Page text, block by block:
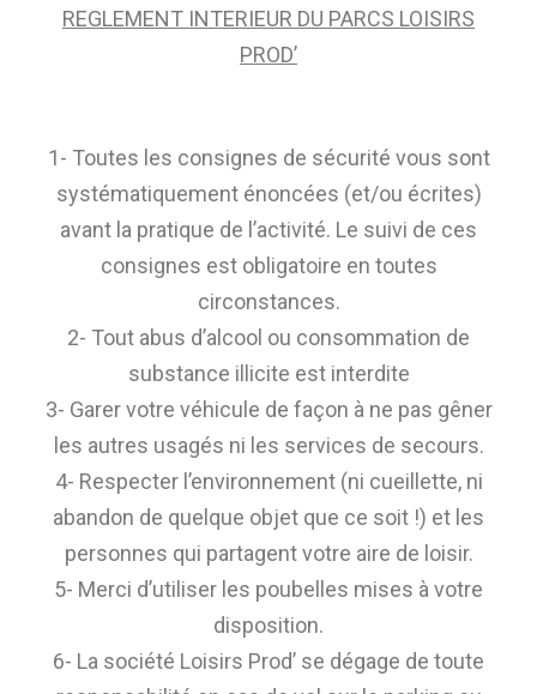
REGLEMENT INTERIEUR DU PARCS LOISIRS
PROD’
1- Toutes les consignes de sécurité vous sont
systématiquement énoncées (et/ou écrites)
avant la pratique de l’activité. Le suivi de ces
consignes est obligatoire en toutes
circonstances.
2- Tout abus d’alcool ou consommation de
substance illicite est interdite
3- Garer votre véhicule de façon à ne pas gêner
les autres usagés ni les services de secours.
4- Respecter l’environnement (ni cueillette, ni
abandon de quelque objet que ce soit !) et les
personnes qui partagent votre aire de loisir.
5- Merci d’utiliser les poubelles mises à votre
disposition.
6- La société Loisirs Prod’ se dégage de toute